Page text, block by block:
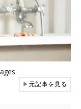
▶元記事を見る